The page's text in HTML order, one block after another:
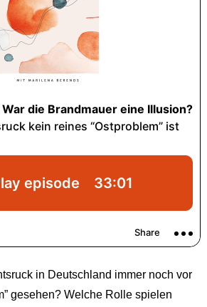
in Deutschland immer noch vor
gesehen? Welche Rolle spielen